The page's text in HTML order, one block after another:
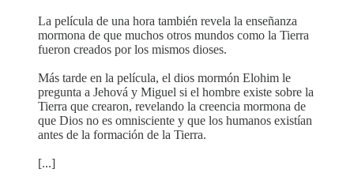
La película de una hora también revela la enseñanza
mormona de que muchos otros mundos como la Tierra
fueron creados por los mismos dioses.
Más tarde en la película, el dios mormón Elohim le
pregunta a Jehová y Miguel si el hombre existe sobre la
Tierra que crearon, revelando la creencia mormona de
que Dios no es omnisciente y que los humanos existían
antes de la formación de la Tierra.
[...]